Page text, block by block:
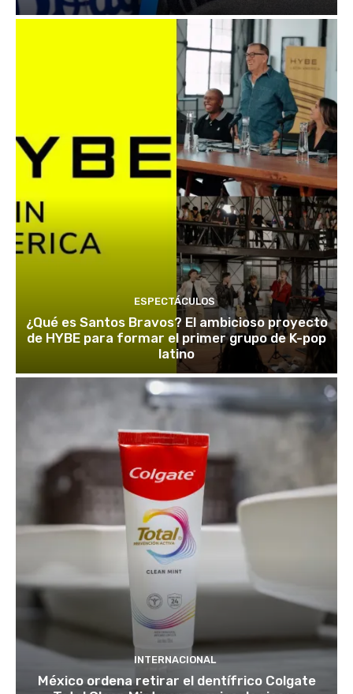
ESPECTÁCULOS
¿Qué es Santos Bravos? El ambicioso proyecto
de HYBE para formar el primer grupo de K-pop
latino
INTERNACIONAL
México ordena retirar el dentífrico Colgate